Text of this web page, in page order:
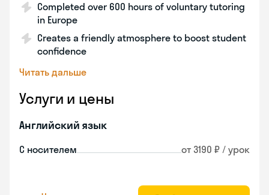
Completed over 600 hours of voluntary tutoring
in Europe
Creates a friendly atmosphere to boost student
confidence
Читать дальше
Услуги и цены
Английский язык
С носителем от 3190 ₽ / урок